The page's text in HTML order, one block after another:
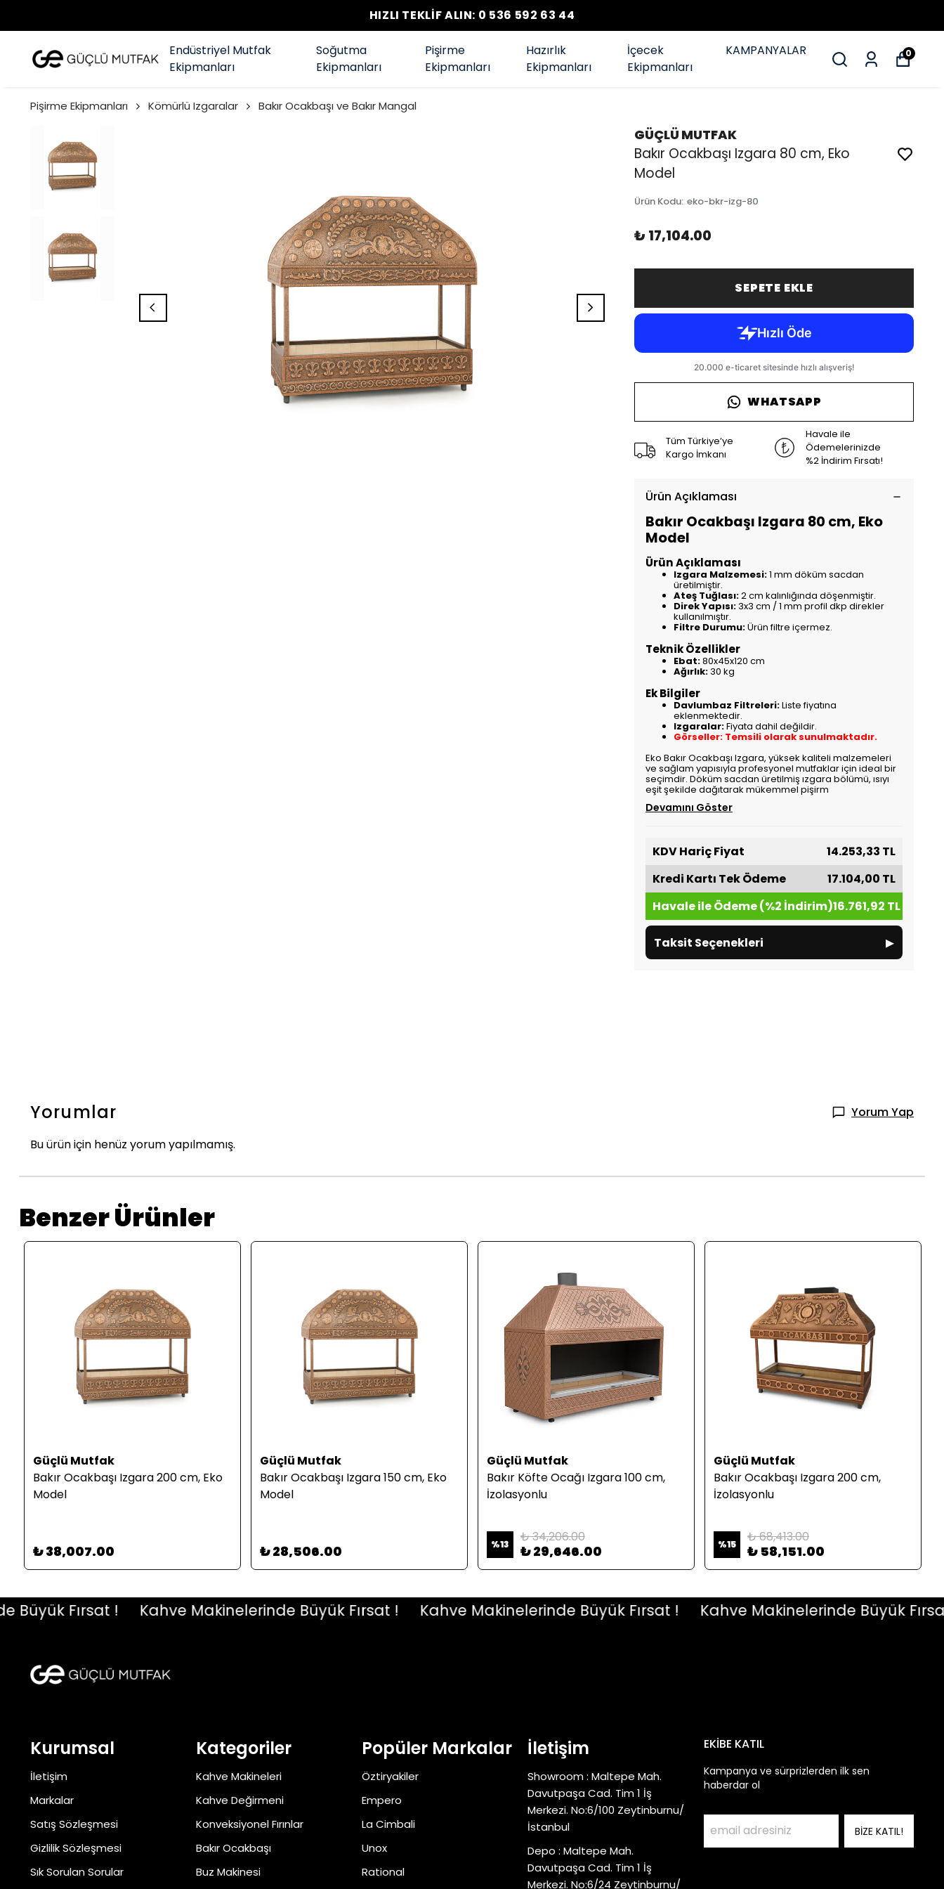
HIZLI TEKLİF ALIN: 0 536 592 63 44
Endüstriyel Mutfak
Ekipmanları
Soğutma
Ekipmanları
Pişirme
Ekipmanları
Hazırlık
Ekipmanları
İçecek
Ekipmanları
KAMPANYALAR 0
Pişirme Ekipmanları Kömürlü Izgaralar Bakır Ocakbaşı ve Bakır Mangal
GÜÇLÜ MUTFAK
Bakır Ocakbaşı Izgara 80 cm, Eko
Model
Ürün Kodu: eko-bkr-izg-80
₺ 17,104.00
SEPETE EKLE
WHATSAPP
Tüm Türkiye’ye
Kargo İmkanı
Havale ile
Ödemelerinizde
%2 İndirim Fırsatı!
Ürün Açıklaması
Bakır Ocakbaşı Izgara 80 cm, Eko
Model
Ürün Açıklaması
Izgara Malzemesi:1 mm döküm sacdan
üretilmiştir.
Ateş Tuğlası:2 cm kalınlığında döşenmiştir.
Direk Yapısı:3x3 cm / 1 mm profil dkp direkler
kullanılmıştır.
Filtre Durumu:Ürün filtre içermez.
Teknik Özellikler
Ebat:80x45x120 cm
Ağırlık:30 kg
Ek Bilgiler
Davlumbaz Filtreleri:Liste fiyatına
eklenmektedir.
Izgaralar:Fiyata dahil değildir.
Görseller: Temsili olarak sunulmaktadır.
Eko Bakır Ocakbaşı Izgara, yüksek kaliteli malzemeleri
ve sağlam yapısıyla profesyonel mutfaklar için ideal bir
seçimdir. Döküm sacdan üretilmiş ızgara bölümü, ısıyı
eşit şekilde dağıtarak mükemmel pişirm
Devamını Göster
KDV Hariç Fiyat
14.253,33 TL
Kredi Kartı Tek Ödeme
17.104,00 TL
Havale ile Ödeme (%2 İndirim)16.761,92 TL
Taksit Seçenekleri ▸
Yorumlar
Yorum Yap
Bu ürün için henüz yorum yapılmamış.
Benzer Ürünler
Güçlü Mutfak
Bakır Ocakbaşı Izgara 200 cm, Eko
Model
₺ 38,007.00
Güçlü Mutfak
Bakır Ocakbaşı Izgara 150 cm, Eko
Model
₺ 28,506.00
Güçlü Mutfak
Bakır Köfte Ocağı Izgara 100 cm,
İzolasyonlu
%13 ₺ 34,206.00
₺ 29,646.00
Güçlü Mutfak
Bakır Ocakbaşı Izgara 200 cm,
İzolasyonlu
%15 ₺ 68,413.00
₺ 58,151.00
Fırsat ! Kahve Makinelerinde Büyük Fırsat ! Kahve Makinelerinde Büyük Fırsat ! Kahve Makinelerinde Büyük Fırsat !
Kurumsal
İletişim
Markalar
Satış Sözleşmesi
Gizlilik Sözleşmesi
Sık Sorulan Sorular
Kategoriler
Kahve Makineleri
Kahve Değirmeni
Konveksiyonel Fırınlar
Bakır Ocakbaşı
Buz Makinesi
Popüler Markalar
Öztiryakiler
Empero
La Cimbali
Unox
Rational
İletişim
Showroom : Maltepe Mah.
Davutpaşa Cad. Tim 1 İş
Merkezi. No:6/100 Zeytinburnu/
İstanbul
Depo : Maltepe Mah.
Davutpaşa Cad. Tim 1 İş
Merkezi. No:6/24 Zeytinburnu/
EKİBE KATIL
Kampanya ve sürprizlerden ilk sen
haberdar ol
BİZE KATIL!